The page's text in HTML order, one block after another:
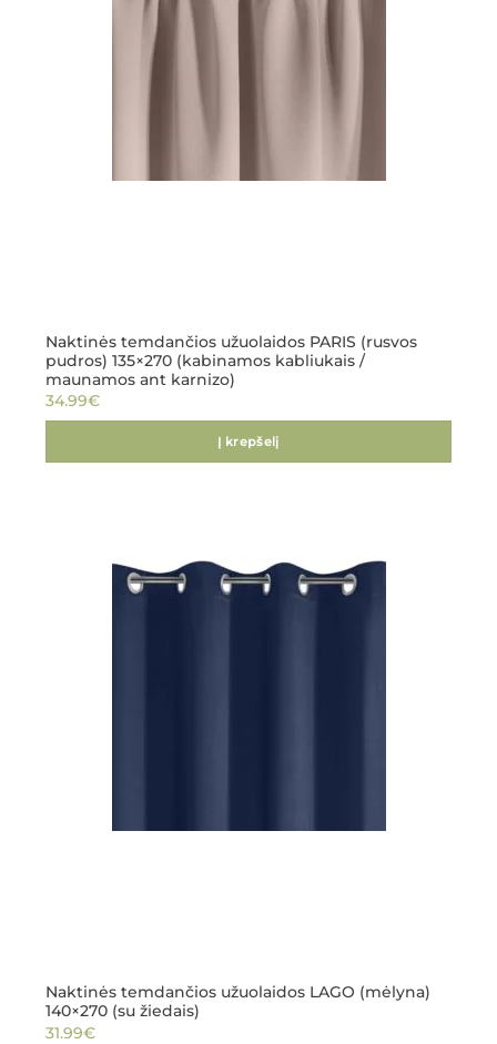
Naktinės temdančios užuolaidos PARIS (rusvos
pudros) 135×270 (kabinamos kabliukais /
maunamos ant karnizo)
34.99€
Į krepšelį
Naktinės temdančios užuolaidos LAGO (mėlyna)
140×270 (su žiedais)
31.99€